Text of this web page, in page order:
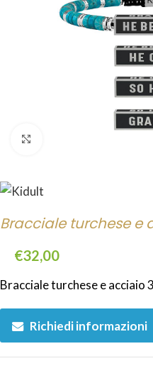
Bracciale turchese e
€32,00
Bracciale turchese e acciaio
Richiedi informazioni